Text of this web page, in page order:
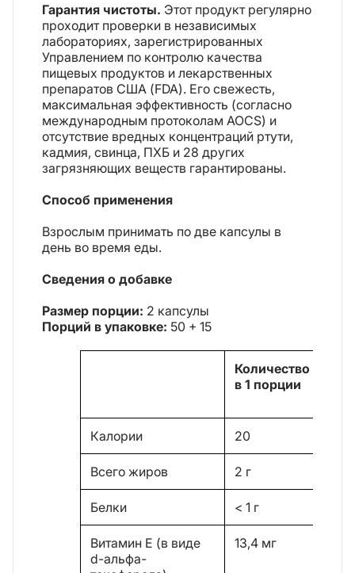
Гарантия чистоты. Этот продукт регулярно
проходит проверки в независимых
лабораториях, зарегистрированных
Управлением по контролю качества
пищевых продуктов и лекарственных
препаратов США (FDA). Его свежесть,
максимальная эффективность (согласно
международным протоколам AOCS) и
отсутствие вредных концентраций ртути,
кадмия, свинца, ПХБ и 28 других
загрязняющих веществ гарантированы.
Способ применения
Взрослым принимать по две капсулы в
день во время еды.
Сведения о добавке
Размер порции: 2 капсулы
Порций в упаковке: 50 + 15
Количество
в 1 порции
Калории 20
Всего жиров 2 г
Белки < 1 г
Витамин E (в виде
d-альфа-
13,4 мг